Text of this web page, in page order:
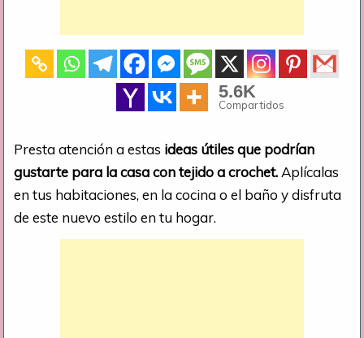
5.6K
Compartidos
Presta atención a estas ideas útiles que podrían
gustarte para la casa con tejido a crochet.Aplícalas
en tus habitaciones, en la cocina o el baño y disfruta
de este nuevo estilo en tu hogar.